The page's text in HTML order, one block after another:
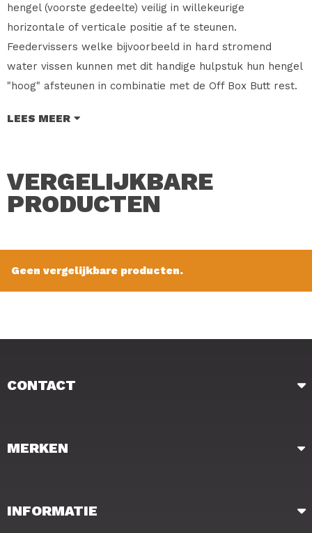
hengel (voorste gedeelte) veilig in willekeurige
horizontale of verticale positie af te steunen.
Feedervissers welke bijvoorbeeld in hard stromend
water vissen kunnen met dit handige hulpstuk hun hengel
"hoog" afsteunen in combinatie met de Off Box Butt rest.
ook geschikt voor uw eigen zitsysteem - banksticks.
accessoires welke elders zijn te vinden in onze shop.
Merk: Preston Innovations
Verkoopprijs: € 8.95
LEES MEER
VERGELIJKBARE
PRODUCTEN
Geen vergelijkbare producten.
CONTACT
MERKEN
INFORMATIE